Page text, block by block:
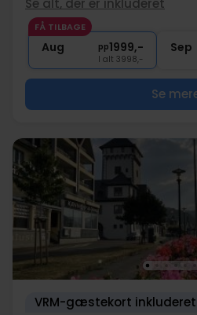
1x 1 velkomstdrink
1x 1 fl. vand på værelset (pr.
Se alt, der er inkluderet
FÅ TILBAGE
Aug pp1999,-
I alt 3998,-
Sep
Se
VRM-gæstekort inkluderet